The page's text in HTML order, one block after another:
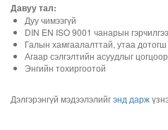
Давуу тал:
Дуу чимээгүй
DIN EN ISO 9001 чанарын
Галын хамгаалалттай, утаа дотогш
Агаар сэлгэлтийн асуудлыг
Энгийн тохиргоотой
Дэлгэрэнгүй мэдээлэлийгэнд дарж